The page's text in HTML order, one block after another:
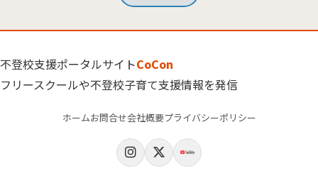
不登校支援ポータルサイトCoCon
フリースクールや不登校子育て支援情報を発信
ホームお問合せ会社概要プライバシーポリシー